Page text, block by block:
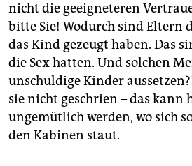
nicht die geeigneteren
bitte Sie! Wodurch sind Eltern
das Kind gezeugt haben. Das
die Sex hatten. Und solchen
unschuldige Kinder
sie nicht geschrien – das kann
ungemütlich werden, wo sich
den Kabinen staut.